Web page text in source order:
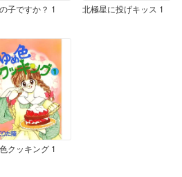
子ですか？ 1 北極星に投げキッス 1
クッキング 1